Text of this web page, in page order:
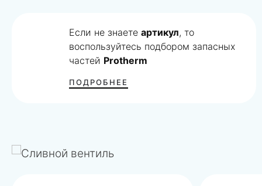
Если не знаетеартикул, то
воспользуйтесь подбором запасных
частей Protherm
ПОДРОБНЕЕ